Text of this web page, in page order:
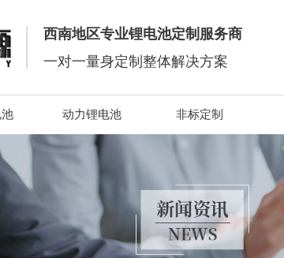
西南地区专业锂电池定制服务商
一对一量身定制整体解决方案
动力锂电池 非标定制